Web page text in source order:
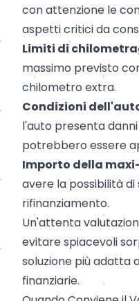
con attenzione le
aspetti critici da
Limiti di
massimo previsto
chilometro extra.
Condizioni
l'auto presenta
potrebbero essere
Importo della
avere la possibilità
rifinanziamento.
Un'attenta
evitare spiacevoli
soluzione più adatta
finanziarie.